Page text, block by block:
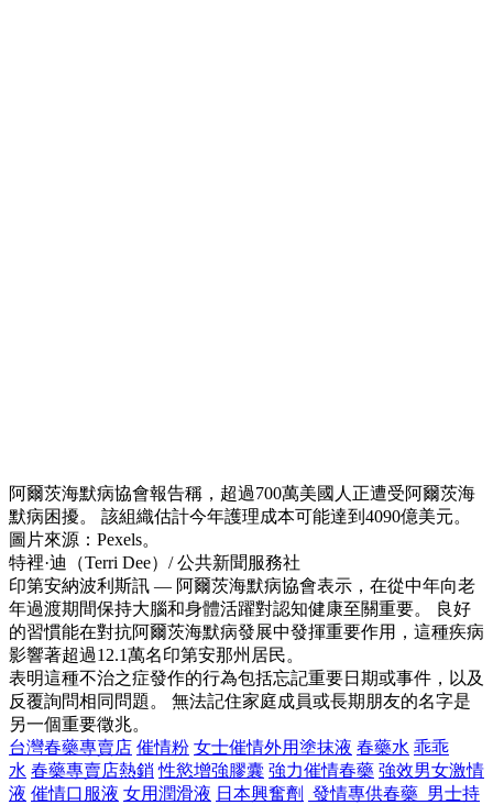
阿爾茨海默病協會報告稱，超過700萬美國人正遭受阿爾茨海
默病困擾。 該組織估計今年護理成本可能達到4090億美元。
圖片來源：Pexels。
特裡·迪（Terri Dee）/ 公共新聞服務社
印第安納波利斯訊 — 阿爾茨海默病協會表示，在從中年向老
年過渡期間保持大腦和身體活躍對認知健康至關重要。 良好
的習慣能在對抗阿爾茨海默病發展中發揮重要作用，這種疾病
影響著超過12.1萬名印第安那州居民。
表明這種不治之症發作的行為包括忘記重要日期或事件，以及
反覆詢問相同問題。 無法記住家庭成員或長期朋友的名字是
另一個重要徵兆。
台灣春藥專賣店 催情粉 女士催情外用塗抹液 春藥水 乖乖
水 春藥專賣店熱銷 性慾增強膠囊 強力催情春藥 強效男女激情
液 催情口服液 女用潤滑液 日本興奮劑
發情專供春藥 男士持